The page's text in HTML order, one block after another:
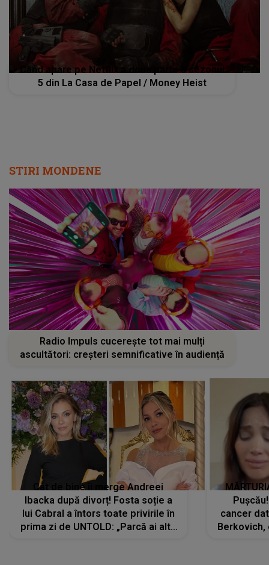
Când apare pe Netflix a doua parte a sezonul
5 din La Casa de Papel / Money Heist
STIRI MONDENE
Radio Impuls cucerește tot mai mulți
ascultători: creșteri semnificative în audiență
Cât de bine îi merge Andreei
Ibacka după divorț! Fosta soție a
lui Cabral a întors toate privirile în
prima zi de UNTOLD: „Parcă ai altă
cancer